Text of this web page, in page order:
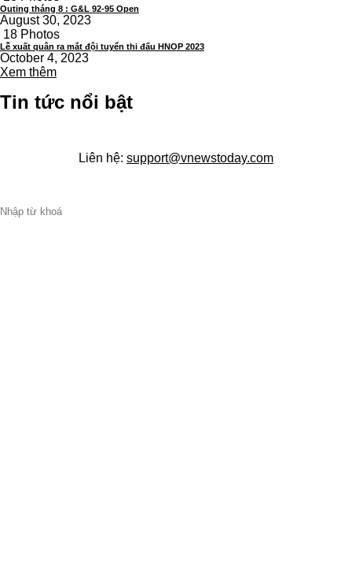
Outing tháng 8 : G&L 92-95 Open
August 30, 2023
18 Photos
Lễ xuất quân ra mắt đội tuyển thi đấu HNOP 2023
October 4, 2023
Xem thêm
Tin tức nổi bật
Liên hệ: support@vnewstoday.com